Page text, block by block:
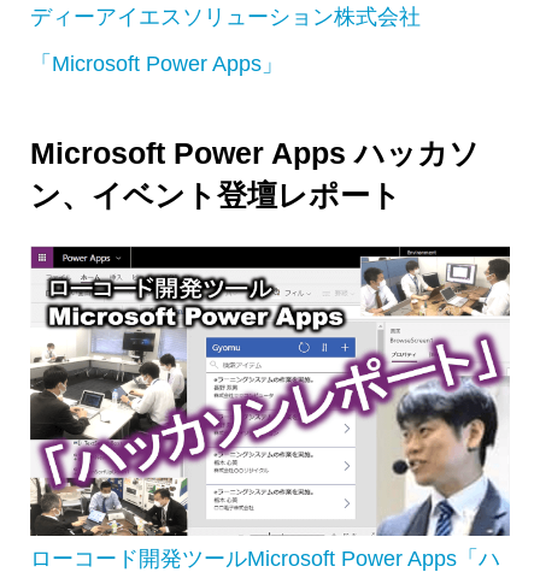
ディーアイエスソリューション株式会社
「Microsoft Power Apps」
Microsoft Power Apps ハッカソ
ン、イベント登壇レポート
ローコード開発ツールMicrosoft Power Apps「ハ